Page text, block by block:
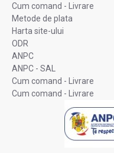
Cum comand - Livrare
Metode de plata
Harta site-ului
ODR
ANPC
ANPC - SAL
Cum comand - Livrare
Cum comand - Livrare